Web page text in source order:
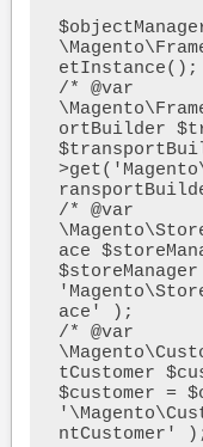
etInstance();
/* @var
ortBuilder
/* @var
ace
ace' );
/* @var
tCustomer
$customer =
ntCustomer'